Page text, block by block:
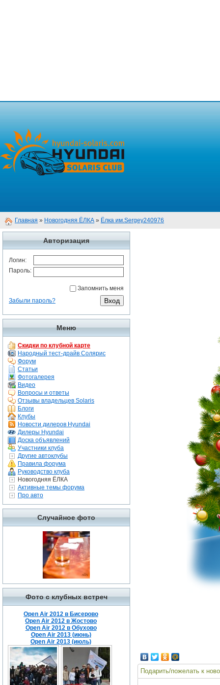
Главная » Новогодняя ЁЛКА » Ёлка им.Sergey240976
Авторизация
Логин:
Пароль:
Запомнить меня
Забыли пароль?
Меню
Скидки по клубной карте
Народный тест-драйв Солярис
Форум
Статьи
Фотогалерея
Видео
Вопросы и ответы
Отзывы владельцев Solaris
Блоги
Клубы
Новости дилеров Hyundai
Дилеры Hyundai
Доска объявлений
Участники клуба
Другие автоклубы
Правила форума
Руководство клуба
Новогодняя ЁЛКА
Активные темы форума
Про авто
Случайное фото
Фото с клубных встреч
Open Air 2012 в Бисерово
Open Air 2012 в Жостово
Open Air 2012 в Обухово
Open Air 2013 (июнь)
Open Air 2013 (июль)
Подарить/пожелать к